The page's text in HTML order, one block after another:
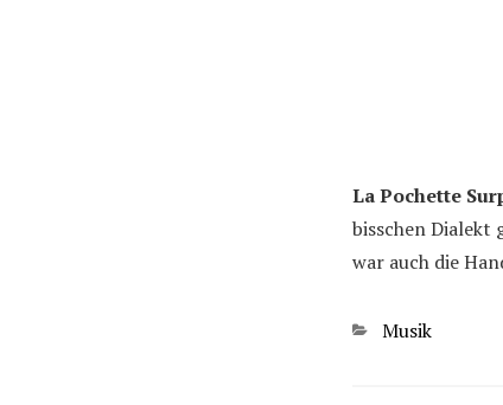
La Pochette
bisschen Dialekt
war auch die
Kategorien
Musik